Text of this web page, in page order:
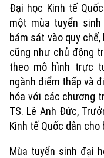
Xu hướng
Đại học Kinh tế
một mùa tuyển
bám sát vào quy
cũng như chủ động
theo mô hình trực
ngành điểm thấp và
hóa với các chương
TS. Lê Anh Đức,
Kinh tế Quốc dân cho
Mùa tuyển sinh đại